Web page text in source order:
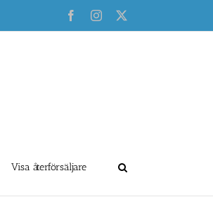
FacebookInstagram
Visa återförsäljare